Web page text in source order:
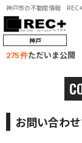
神戸市の不動産情報
神戸
275 件ただいま公開
お問い合わ